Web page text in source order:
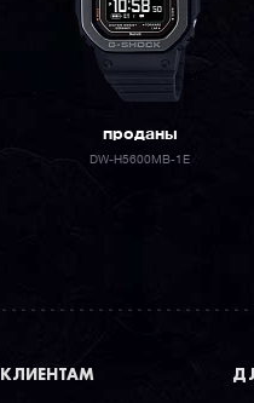
проданы
DW-H5600MB-1E
КЛИЕНТАМ